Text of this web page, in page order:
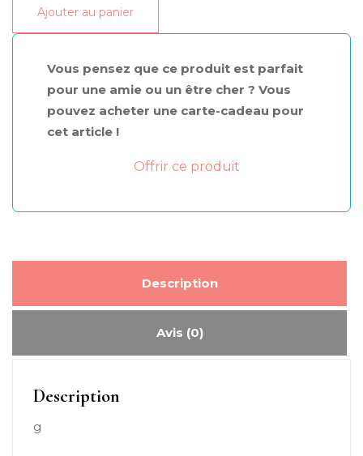
massage
Ajouter au panier
Vous pensez que ce produit est parfait
pour une amie ou un être cher ? Vous
pouvez acheter une carte-cadeau pour
cet article !
Offrir ce produit
Description
Avis (0)
Description
g